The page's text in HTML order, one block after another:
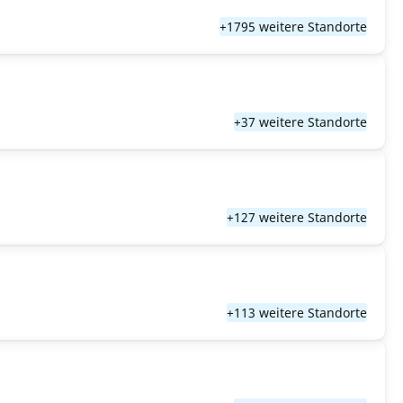
+1795 weitere Standorte
+37 weitere Standorte
+127 weitere Standorte
+113 weitere Standorte